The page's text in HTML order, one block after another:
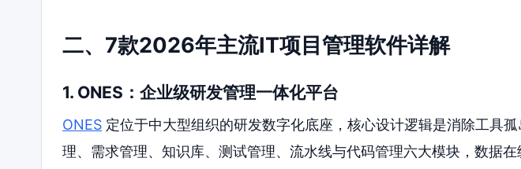
二、7款2026年主流IT项目管理软件详解
1. ONES：企业级研发管理一体化平台
ONES 定位于中大型组织的研发数字化底座，核心设计逻辑是消除工具
理、需求管理、知识库、测试管理、流水线与代码管理六大模块，数据